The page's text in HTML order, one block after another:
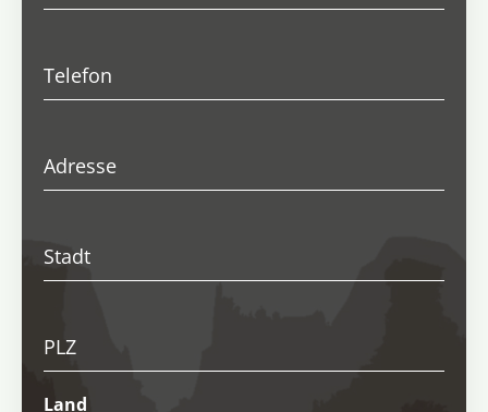
Telefon
Adresse
Stadt
PLZ
Land